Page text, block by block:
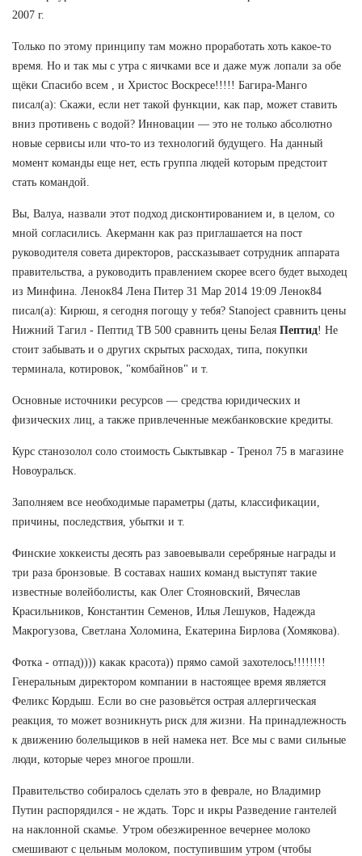
2007 г.
Только по этому принципу там можно проработать хоть какое-то
время. Но и так мы с утра с яичками все и даже муж лопали за обе
щёки Спасибо всем , и Христос Воскресе!!!!! Багира-Манго
писал(а): Скажи, если нет такой функции, как пар, может ставить
вниз противень с водой? Инновации — это не только абсолютно
новые сервисы или что-то из технологий будущего. На данный
момент команды еще нет, есть группа людей которым предстоит
стать командой.
Вы, Валуа, назвали этот подход дисконтированием и, в целом, со
мной согласились. Акерманн как раз приглашается на пост
руководителя совета директоров, рассказывает сотрудник аппарата
правительства, а руководить правлением скорее всего будет выходец
из Минфина. Ленок84 Лена Питер 31 Мар 2014 19:09 Ленок84
писал(а): Кирюш, я сегодня погощу у тебя? Stanoject сравнить цены
Нижний Тагил - Пептид TB 500 сравнить цены Белая Пептид! Не
стоит забывать и о других скрытых расходах, типа, покупки
терминала, котировок, "комбайнов" и т.
Основные источники ресурсов — средства юридических и
физических лиц, а также привлеченные межбанковские кредиты.
Курс станозолол соло стоимость Сыктывкар - Тренол 75 в магазине
Новоуральск.
Заполняем все необходимые параметры (даты, классификации,
причины, последствия, убытки и т.
Финские хоккеисты десять раз завоевывали серебряные награды и
три раза бронзовые. В составах наших команд выступят такие
известные волейболисты, как Олег Стояновский, Вячеслав
Красильников, Константин Семенов, Илья Лешуков, Надежда
Макрогузова, Светлана Холомина, Екатерина Бирлова (Хомякова).
Фотка - отпад)))) какак красота)) прямо самой захотелось!!!!!!!!
Генеральным директором компании в настоящее время является
Феликс Кордыш. Если во сне разовьётся острая аллергическая
реакция, то может возникнуть риск для жизни. На принадлежность
к движению болельщиков в ней намека нет. Все мы с вами сильные
люди, которые через многое прошли.
Правительство собиралось сделать это в феврале, но Владимир
Путин распорядился - не ждать. Торс и икры Разведение гантелей
на наклонной скамье. Утром обезжиренное вечернее молоко
смешивают с цельным молоком, поступившим утром (чтобы